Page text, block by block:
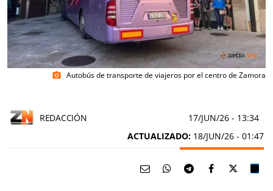
photo_camera Autobús de transporte de viajeros por el centro de Zamora
REDACCIÓN 17/JUN/26 - 13:34
ACTUALIZADO: 18/JUN/26 - 01:47